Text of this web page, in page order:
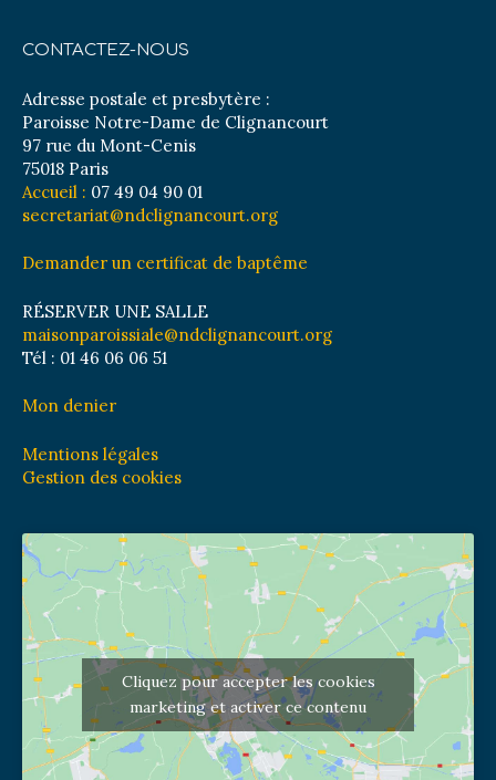
CONTACTEZ-NOUS
Adresse postale et presbytère :
Paroisse Notre-Dame de Clignancourt
97 rue du Mont-Cenis
75018 Paris
Accueil : 07 49 04 90 01
secretariat@ndclignancourt.org
Demander un certificat de baptême
RÉSERVER UNE SALLE
maisonparoissiale@ndclignancourt.org
Tél : 01 46 06 06 51
Mon denier
Mentions légales
Gestion des cookies
Cliquez pour accepter les cookies
marketing et activer ce contenu